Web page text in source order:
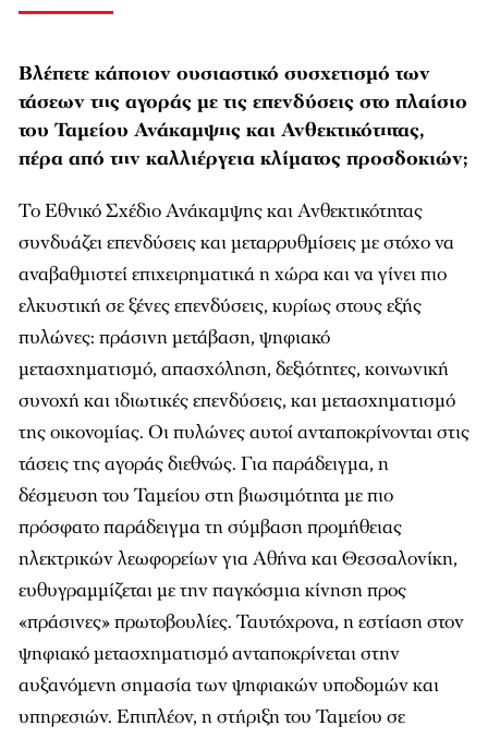
Βλέπετε κάποιον ουσιαστικό συσχετισμό των
τάσεων της αγοράς με τις επενδύσεις στο πλαίσιο
του Ταμείου Ανάκαμψης και Ανθεκτικότητας,
πέρα από την καλλιέργεια κλίματος προσδοκιών;
Το Εθνικό Σχέδιο Ανάκαμψης και Ανθεκτικότητας
συνδυάζει επενδύσεις και μεταρρυθμίσεις με στόχο να
αναβαθμιστεί επιχειρηματικά η χώρα και να γίνει πιο
ελκυστική σε ξένες επενδύσεις, κυρίως στους εξής
πυλώνες: πράσινη μετάβαση, ψηφιακό
μετασχηματισμό, απασχόληση, δεξιότητες, κοινωνική
συνοχή και ιδιωτικές επενδύσεις, και μετασχηματισμό
της οικονομίας. Οι πυλώνες αυτοί ανταποκρίνονται στις
τάσεις της αγοράς διεθνώς. Για παράδειγμα, η
δέσμευση του Ταμείου στη βιωσιμότητα με πιο
πρόσφατο παράδειγμα τη σύμβαση προμήθειας
ηλεκτρικών λεωφορείων για Αθήνα και Θεσσαλονίκη,
ευθυγραμμίζεται με την παγκόσμια κίνηση προς
«πράσινες» πρωτοβουλίες. Ταυτόχρονα, η εστίαση στον
ψηφιακό μετασχηματισμό ανταποκρίνεται στην
αυξανόμενη σημασία των ψηφιακών υποδομών και
υπηρεσιών. Επιπλέον, η στήριξη του Ταμείου σε